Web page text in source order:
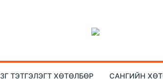
ЗГ ТЭТГЭЛЭГТ ХӨТӨЛБӨР САНГИЙН